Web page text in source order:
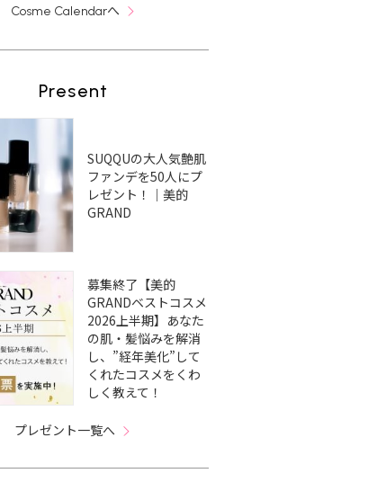
コントロール術【睡眠
っている？｜齋藤 薫さん
Cosme Calendarへ
Present
SUQQUの大人気艶肌
ファンデを50人にプ
レゼント！｜美的
GRAND
募集終了【美的
GRANDベストコスメ
2026上半期】あなた
の肌・髪悩みを解消
し、”経年美化”して
くれたコスメをくわ
しく教えて！
プレゼント一覧へ